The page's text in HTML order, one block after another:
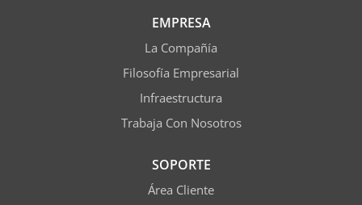
EMPRESA
La Compañía
Filosofía Empresarial
Infraestructura
Trabaja Con Nosotros
SOPORTE
Área Cliente